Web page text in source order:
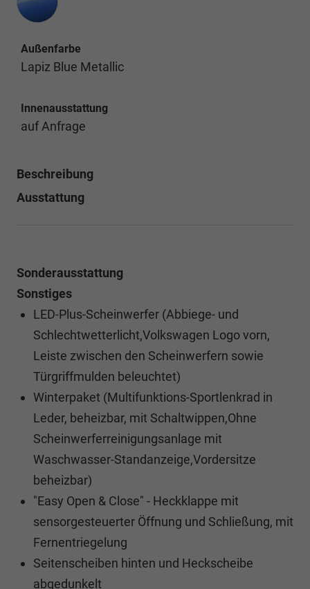
Außenfarbe
Lapiz Blue Metallic
Innenausstattung
auf Anfrage
Beschreibung
Ausstattung
Sonderausstattung
Sonstiges
LED-Plus-Scheinwerfer (Abbiege- und
Schlechtwetterlicht,Volkswagen Logo vorn,
Leiste zwischen den Scheinwerfern sowie
Türgriffmulden beleuchtet)
Winterpaket (Multifunktions-Sportlenkrad in
Leder, beheizbar, mit Schaltwippen,Ohne
Scheinwerferreinigungsanlage mit
Waschwasser-Standanzeige,Vordersitze
beheizbar)
"Easy Open & Close" - Heckklappe mit
sensorgesteuerter Öffnung und Schließung, mit
Fernentriegelung
Seitenscheiben hinten und Heckscheibe
abgedunkelt